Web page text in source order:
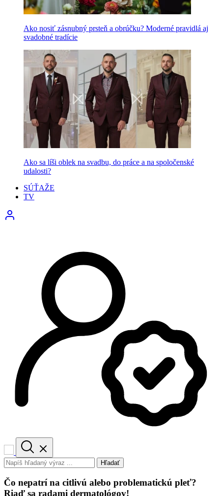
Ako nosiť zásnubný prsteň a obrúčku? Moderné pravidlá aj
svadobné tradície
Ako sa líši oblek na svadbu, do práce a na spoločenské
udalosti?
SÚŤAŽE
TV
Hľadať
Čo nepatrí na citlivú alebo problematickú pleť?
Riaď sa radami dermatológov!